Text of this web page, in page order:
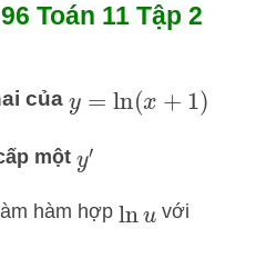
Toán 11 Tập 2
của y =ln(x+1)
một y′
hàm hợp lnu với